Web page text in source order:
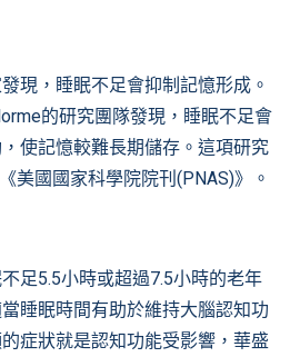
現，睡眠不足會抑制記憶形成。
的研究團隊發現，睡眠不足會
使記憶較難長期儲存。這項研究
《美國國家科學院院刊(PNAS)》 。
足5.5小時或超過7.5小時的老年
睡眠時間有助於維持大腦認知功
症狀就是認知功能受影響，華盛